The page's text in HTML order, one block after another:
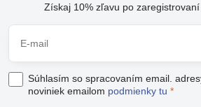
Získaj 10% zľavu po
Súhlasím so spracovaním email.
noviniek emailom podmienky tu *